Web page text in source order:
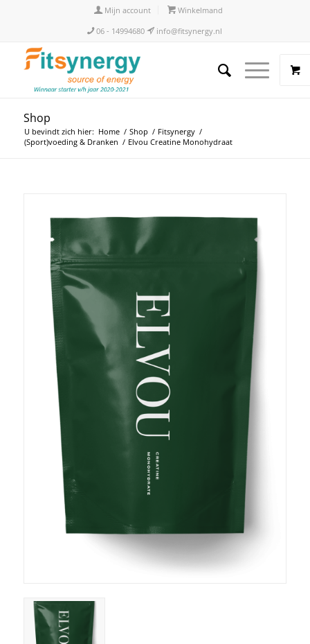
Mijn account
Winkelmand
06 - 14994680
info@fitsynergy.nl
Shop
U bevindt zich hier: Home / Shop / Fitsynergy /
(Sport)voeding & Dranken / Elvou Creatine Monohydraat